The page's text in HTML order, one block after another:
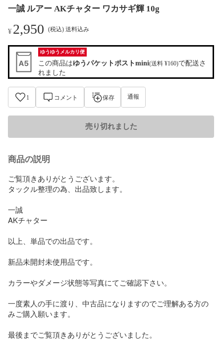
一誠 ルアー AKチャター ワカサギ輝 10g
¥2,950 (税込) 送料込み
ゆうゆうメルカリ便
この商品はゆうパケットポストmini(送料 ¥160)で配送さ
れました
1 コメント 保存 通報
売り切れました
商品の説明
ご覧頂きありがとうございます。
タックル整理の為、出品致します。
一誠
AKチャター
以上、単品での出品です。
新品未開封未使用品です。
カラーやダメージ状態等写真にてご確認下さい。
一度素人の手に渡り、中古品になりますのでご理解ある方の
みご購入願います。
最後までご覧頂きありがとうございました。